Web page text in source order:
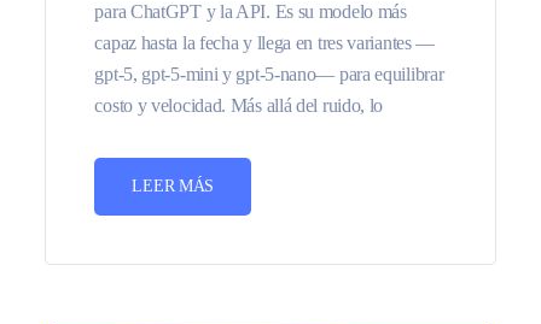
para ChatGPT y la API. Es su modelo más
capaz hasta la fecha y llega en tres variantes —
gpt-5, gpt-5-mini y gpt-5-nano— para equilibrar
costo y velocidad. Más allá del ruido, lo
LEER MÁS